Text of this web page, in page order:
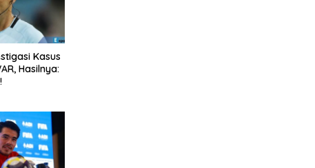
Kasus
Hasilnya: